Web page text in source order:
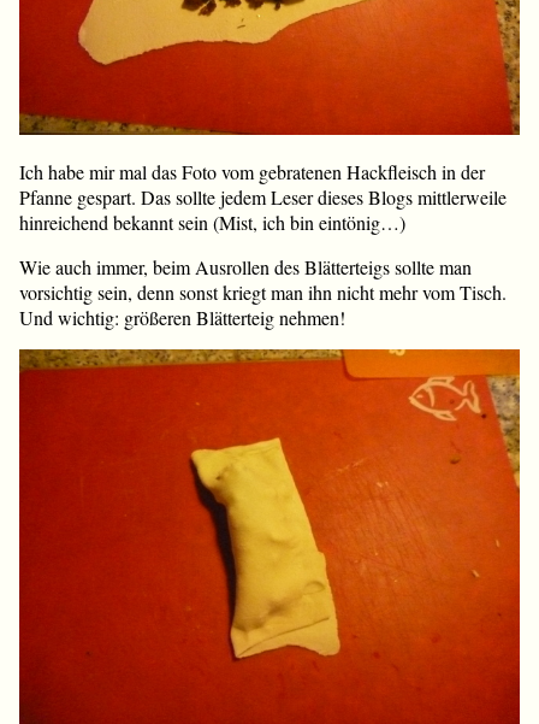
Ich habe mir mal das Foto vom gebratenen Hackfleisch in der
Pfanne gespart. Das sollte jedem Leser dieses Blogs mittlerweile
hinreichend bekannt sein (Mist, ich bin eintönig…)
Wie auch immer, beim Ausrollen des Blätterteigs sollte man
vorsichtig sein, denn sonst kriegt man ihn nicht mehr vom Tisch.
Und wichtig: größeren Blätterteig nehmen!